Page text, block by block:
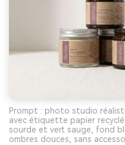
Prompt : photo studio
avec étiquette papier
sourde et vert sauge, fond
ombres douces, sans